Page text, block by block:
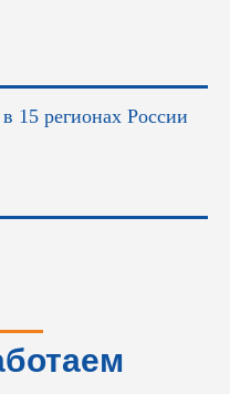
15 регионах России